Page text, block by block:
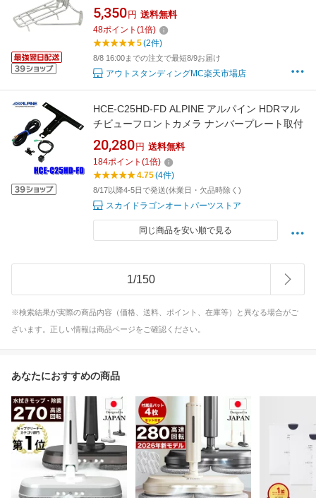
スタムパーツ
5,350 円 送料無料
48ポイント (1倍)
5(2件)
8/8 16:00までの注文で最短8/9お届け
アウトスタンディングMC楽天市場店
HCE-C25HD-FD ALPINE アルパイン HDRマル
チビューフロントカメラ ナンバープレート取付
20,280 円 送料無料
184ポイント (1倍)
4.75(4件)
8/17以降4-5日で発送(休業日・欠品時除く)
スカイドラゴンオートパーツストア
同じ商品を安い順で見る
1/150
※検索結果が実際の商品内容（価格、送料、ポイント、在庫等）と異なる場合がご
ざいます。正しい情報は商品ページをご確認ください。
あなたにおすすめの商品